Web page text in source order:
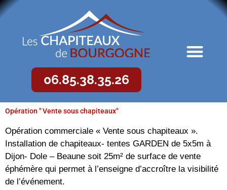
06.85.38.35.26
Opération " Vente sous chapiteaux"
Opération commerciale « Vente sous chapiteaux ».
Installation de chapiteaux- tentes GARDEN de 5x5m à
Dijon- Dole – Beaune soit 25m² de surface de vente
éphémère qui permet à l’enseigne d’accroître la visibilité
de l’événement.